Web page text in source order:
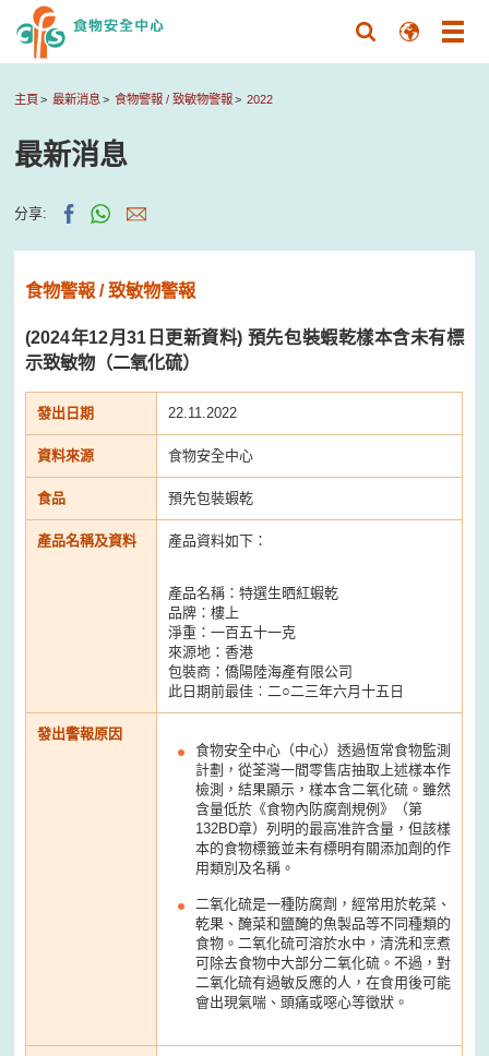
主頁 最新消息 食物警報 / 致敏物警報 2022
最新消息
分享:
食物警報 / 致敏物警報
(2024年12月31日更新資料) 預先包裝蝦乾樣本含未有標
示致敏物（二氧化硫）
發出日期 22.11.2022
資料來源 食物安全中心
食品 預先包裝蝦乾
產品名稱及資料 產品資料如下：
產品名稱：特選生晒紅蝦乾
品牌：樓上
淨重：一百五十一克
來源地：香港
包裝商：僑陽陸海產有限公司
此日期前最佳︰二○二三年六月十五日
發出警報原因
食物安全中心（中心）透過恆常食物監測
計劃，從荃灣一間零售店抽取上述樣本作
檢測，結果顯示，樣本含二氧化硫。雖然
含量低於《食物內防腐劑規例》（第
132BD章）列明的最高准許含量，但該樣
本的食物標籤並未有標明有關添加劑的作
用類別及名稱。
二氧化硫是一種防腐劑，經常用於乾菜、
乾果、醃菜和鹽醃的魚製品等不同種類的
食物。二氧化硫可溶於水中，清洗和烹煮
可除去食物中大部分二氧化硫。不過，對
二氧化硫有過敏反應的人，在食用後可能
會出現氣喘、頭痛或噁心等徵狀。